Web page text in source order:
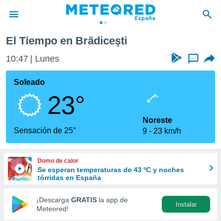
de
por
que se
calidad.
a este
las
y
forma
digital
basada
El Tiempo en Brădiceşti
10:47 Lunes ...
Soleado
23°
Sensación de 25°
Noreste
9
23 km/h
Domo de calor
Se esperan temperaturas de 43 ºC y noches
tórridas en España
¡Descarga GRATIS la app de
Meteored!
Instalar